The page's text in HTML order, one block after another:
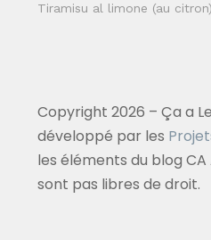
Tiramisu al limone (au citron)
Copyright 2026 – Ça a
développé par les
les éléments du blog CA
sont pas libres de droit.